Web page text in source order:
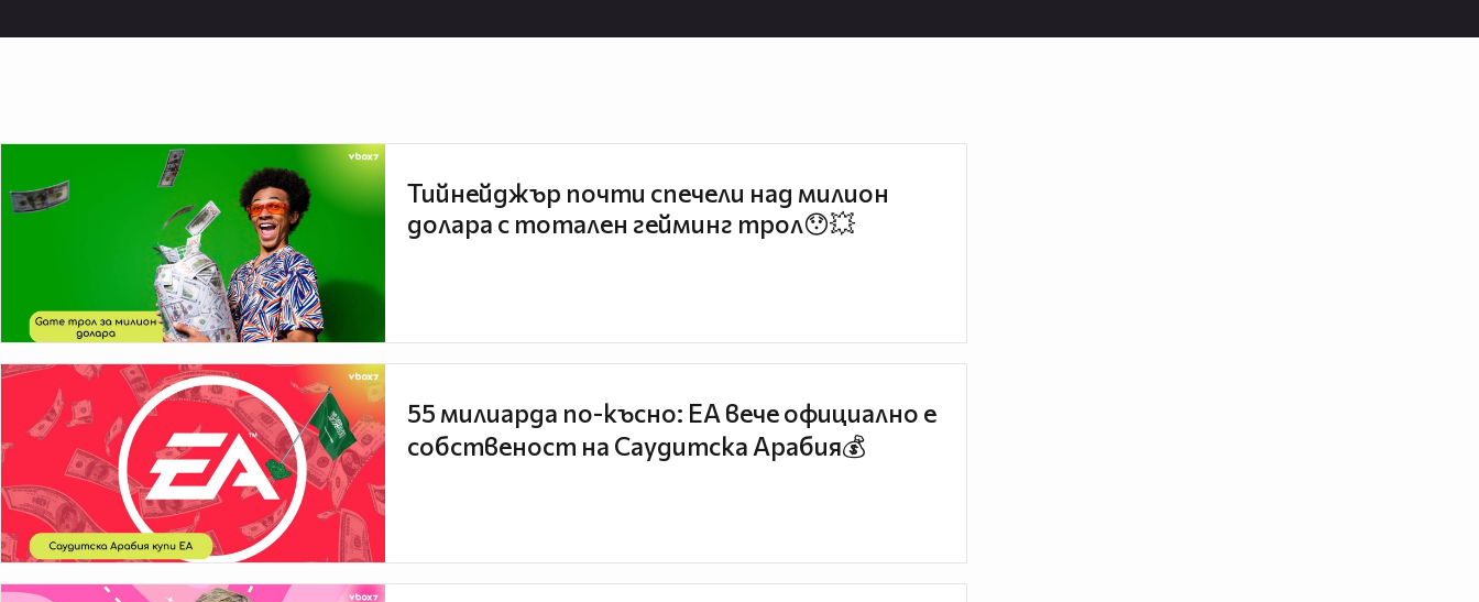
Тийнейджър почти спечели над милион
долара с тотален гейминг трол😯💥
55 милиарда по-късно: EA вече официално е
собственост на Саудитска Арабия💰